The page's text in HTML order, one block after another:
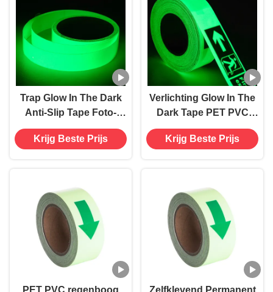
Trap Glow In The Dark
Anti-Slip Tape Foto-
luminescerende tape
stickers
Krijg Beste Prijs
Verlichting Glow In The
Dark Tape PET PVC
Acrylmateriaal
Krijg Beste Prijs
PET PVC regenboog
Zelfklevend Permanent